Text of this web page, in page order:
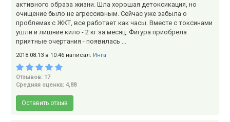
активного образа жизни. Шла хорошая детоксикация, но
очищение было не агрессивным. Сейчас уже забыла о
проблемах с ЖКТ, все работает как часы. Вместе с токсинами
ушли и лишние кило - 2 кг за месяц. Фигура приобрела
приятные очертания - появилась ...
2018.08.13 в 10:46 написал: Инга
Отзывов: 17
Средняя оценка: 4,88
Оставить отзыв